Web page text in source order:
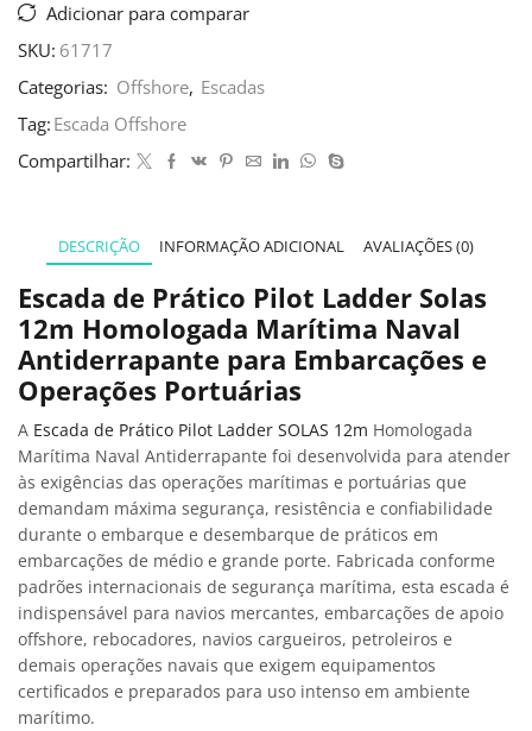
Adicionar para comparar
SKU: 61717
Categorias: Offshore, Escadas
Tag: Escada Offshore
Compartilhar:
DESCRIÇÃO INFORMAÇÃO ADICIONAL AVALIAÇÕES (0)
Escada de Prático Pilot Ladder Solas
12m Homologada Marítima Naval
Antiderrapante para Embarcações e
Operações Portuárias
A Escada de Prático Pilot Ladder SOLAS 12m Homologada
Marítima Naval Antiderrapante foi desenvolvida para atender
às exigências das operações marítimas e portuárias que
demandam máxima segurança, resistência e confiabilidade
durante o embarque e desembarque de práticos em
embarcações de médio e grande porte. Fabricada conforme
padrões internacionais de segurança marítima, esta escada é
indispensável para navios mercantes, embarcações de apoio
offshore, rebocadores, navios cargueiros, petroleiros e
demais operações navais que exigem equipamentos
certificados e preparados para uso intenso em ambiente
marítimo.